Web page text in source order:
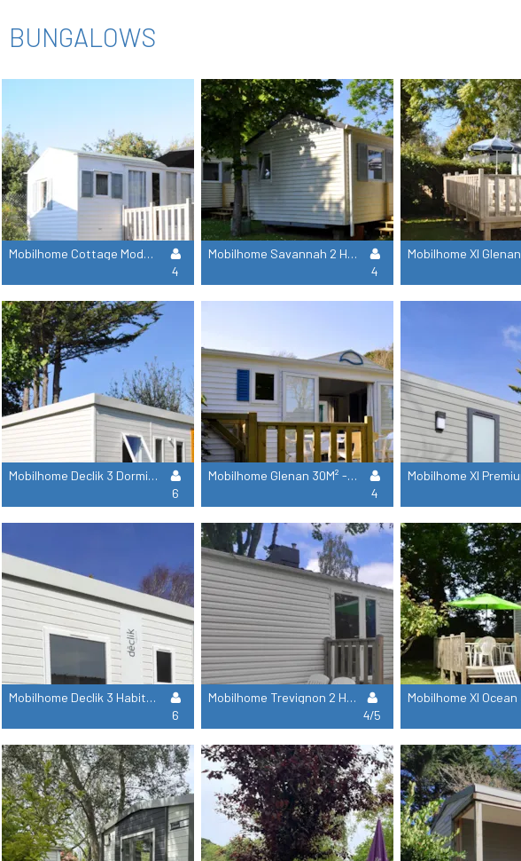
BUNGALOWS
Mobilhome Cottage Modesty 30M² - 2 Habitaciones
4
Mobilhome Savannah 2 Habitaciones 31.20M²
4
Mobilhome Declik 3 Dormitorios 30M² +3,70M² Terraza Cubierta +6,60M² Terraza Descubierta
6
Mobilhome Glenan 30M² - 2 Habitaciones
4
Mobilhome Declik 3 Habitaciones 35.2M² - Terraza + Lavavajilla
6
Mobilhome Trevignon 2 Habitaciones
4/5